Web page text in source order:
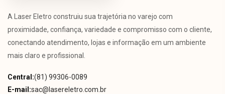
A Laser Eletro construiu sua trajetória no varejo com
proximidade, confiança, variedade e compromisso com o cliente,
conectando atendimento, lojas e informação em um ambiente
mais claro e profissional.
Central:(81) 99306-0089
E-mail:sac@lasereletro.com.br